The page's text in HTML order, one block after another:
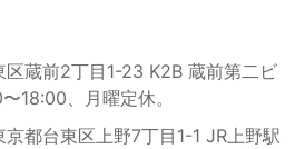
区蔵前2丁目1-23 K2B 蔵前第二ビ
18:00、月曜定休。
京都台東区上野7丁目1-1 JR上野駅